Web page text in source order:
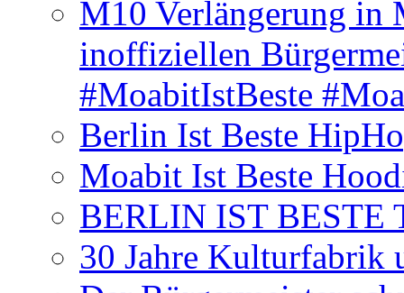
M10 Verlängerung in
inoffiziellen
#MoabitIstBeste
Berlin Ist Beste
Moabit Ist Beste
BERLIN IST BESTE
30 Jahre Kulturfabrik